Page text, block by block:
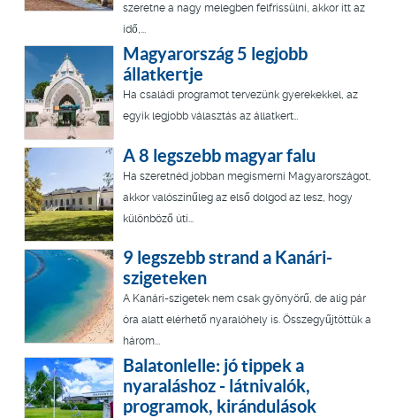
szeretne a nagy melegben felfrissülni, akkor itt az
idő,...
Magyarország 5 legjobb
állatkertje
Ha családi programot tervezünk gyerekekkel, az
egyik legjobb választás az állatkert…
A 8 legszebb magyar falu
Ha szeretnéd jobban megismerni Magyarországot,
akkor valószínűleg az első dolgod az lesz, hogy
különböző úti...
9 legszebb strand a Kanári-
szigeteken
A Kanári-szigetek nem csak gyönyörű, de alig pár
óra alatt elérhető nyaralóhely is. Összegyűjtöttük a
három...
Balatonlelle: jó tippek a
nyaraláshoz - látnivalók,
programok, kirándulások